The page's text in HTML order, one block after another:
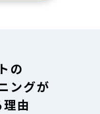
の
ングが
由